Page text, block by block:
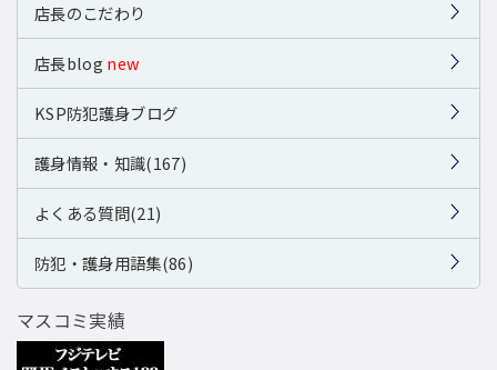
店長のこだわり
店長blog new
KSP防犯護身ブログ
護身情報・知識(167)
よくある質問(21)
防犯・護身用語集(86)
マスコミ実績